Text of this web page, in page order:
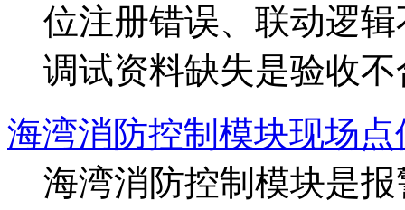
位注册错误、联动逻
调试资料缺失是验收不
海湾消防控制模块现场
海湾消防控制模块是